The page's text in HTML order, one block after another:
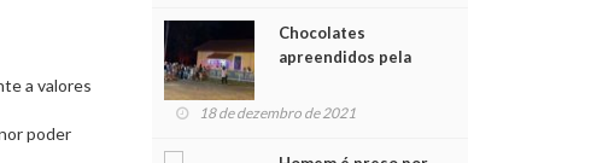
a valores
poder
Chocolates
apreendidos pela
para crianças na
18 de dezembro de 2021